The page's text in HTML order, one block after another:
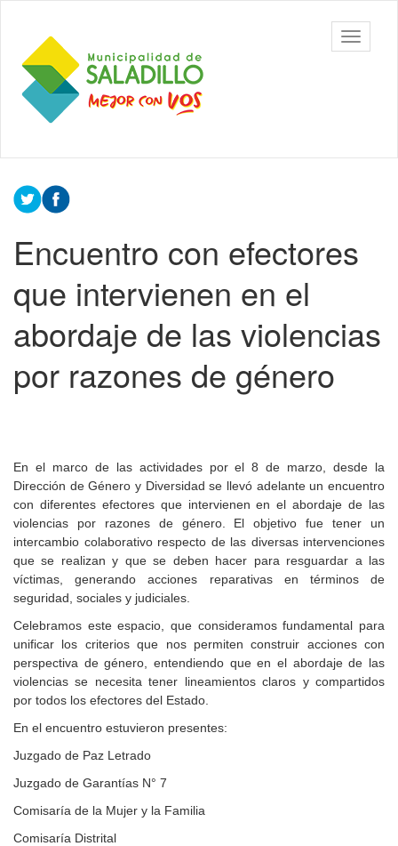
contenido
principal
Municipalidad
de Saladillo
barra
Contenido
principal
Encuentro con efectores
que intervienen en el
abordaje de las violencias
por razones de género
En el marco de las actividades por el 8 de marzo, desde la
Dirección de Género y Diversidad se llevó adelante un encuentro
con diferentes efectores que intervienen en el abordaje de las
violencias por razones de género. El objetivo fue tener un
intercambio colaborativo respecto de las diversas intervenciones
que se realizan y que se deben hacer para resguardar a las
víctimas, generando acciones reparativas en términos de
seguridad, sociales y judiciales.
Celebramos este espacio, que consideramos fundamental para
unificar los criterios que nos permiten construir acciones con
perspectiva de género, entendiendo que en el abordaje de las
violencias se necesita tener lineamientos claros y compartidos
por todos los efectores del Estado.
En el encuentro estuvieron presentes:
Juzgado de Paz Letrado
Juzgado de Garantías N° 7
Comisaría de la Mujer y la Familia
Comisaría Distrital